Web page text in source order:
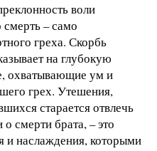
воли
смерть – само
греха. Скорбь
на глубокую
охватывающие ум и
грех. Утешения,
старается отвлечь
смерти брата, – это
и наслаждения, которыми